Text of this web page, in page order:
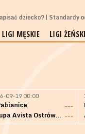
dziecko? Standardy
LIGI MĘSKIE LIGI
09-19 00:00
---
Sokół Grupa Avista Ostrów Maz. ---